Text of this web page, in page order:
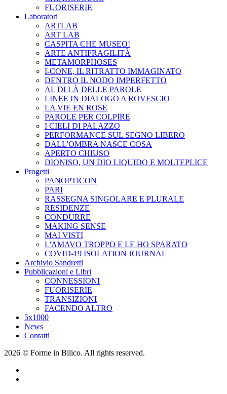
FUORISERIE
Laboratori
ARTLAB
ART LAB
CASPITA CHE MUSEO!
ARTE ANTIFRAGILITÀ
METAMORPHOSES
I-CONE, IL RITRATTO IMMAGINATO
DENTRO IL NODO IMPERFETTO
AL DI LÀ DELLE PAROLE
LINEE IN DIALOGO A ROVESCIO
LA VIE EN ROSE
PAROLE PER COLPIRE
I CIELI DI PALAZZO
PERFORMANCE SUL SEGNO LIBERO
DALL'OMBRA NASCE COSA
APERTO CHIUSO
DIONISO, UN DIO LIQUIDO E MOLTEPLICE
Progetti
PANOPTICON
PARI
RASSEGNA SINGOLARE E PLURALE
RESIDENZE
CONDURRE
MAKING SENSE
MAI VISTI
L'AMAVO TROPPO E LE HO SPARATO
COVID-19 ISOLATION JOURNAL
Archivio Sandretti
Pubblicazioni e Libri
CONNESSIONI
FUORISERIE
TRANSIZIONI
FACENDO ALTRO
5x1000
News
Contatti
2026 © Forme in Bilico. All rights reserved.